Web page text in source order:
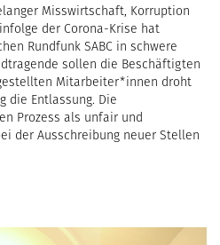
Misswirtschaft, Korruption
der Corona-Krise hat
Rundfunk SABC in schwere
sollen die Beschäftigten
Mitarbeiter*innen droht
die Entlassung. Die
Prozess als unfair und
der Ausschreibung neuer Stellen